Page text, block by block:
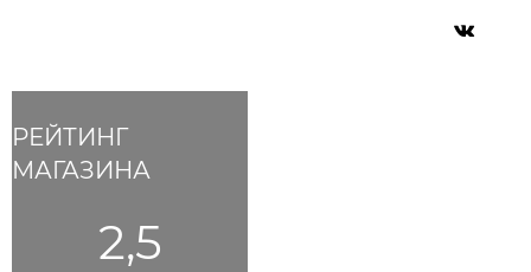
РЕЙТИНГ
МАГАЗИНА
2,5